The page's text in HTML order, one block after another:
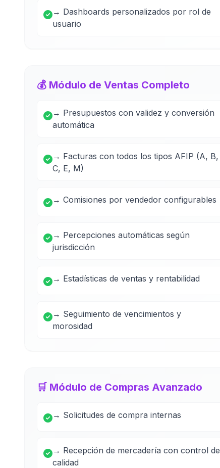
→ Dashboards personalizados por rol de
usuario
💰 Módulo de Ventas Completo
→ Presupuestos con validez y conversión
automática
→ Facturas con todos los tipos AFIP (A, B,
C, E, M)
→ Comisiones por vendedor configurables
→ Percepciones automáticas según
jurisdicción
→ Estadísticas de ventas y rentabilidad
→ Seguimiento de vencimientos y
morosidad
🛒 Módulo de Compras Avanzado
→ Solicitudes de compra internas
→ Recepción de mercadería con control de
calidad